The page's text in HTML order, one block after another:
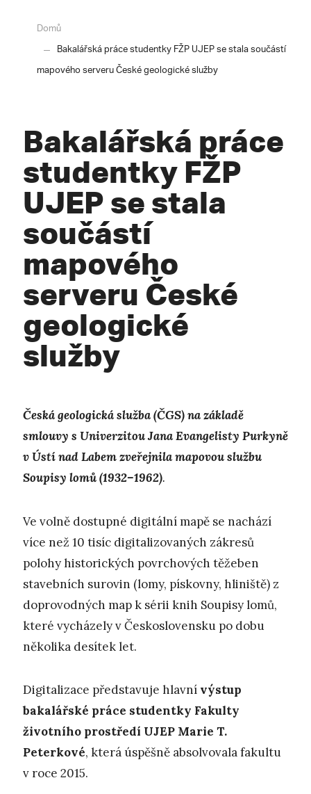
Domů
Bakalářská práce studentky FŽP UJEP se stala součástí
mapového serveru České geologické služby
Bakalářská práce
studentky FŽP
UJEP se stala
součástí
mapového
serveru České
geologické
služby
Česká geologická služba (ČGS) na základě
smlouvy s Univerzitou Jana Evangelisty Purkyně
v Ústí nad Labem zveřejnila mapovou službu
Soupisy lomů (1932–1962).
Ve volně dostupné digitální mapě se nachází
více než 10 tisíc digitalizovaných zákresů
polohy historických povrchových těžeben
stavebních surovin (lomy, pískovny, hliniště) z
doprovodných map k sérii knih Soupisy lomů,
které vycházely v Československu po dobu
několika desítek let.
Digitalizace představuje hlavní výstup
bakalářské práce studentky Fakulty
životního prostředí UJEP Marie T.
Peterkové, která úspěšně absolvovala fakultu
v roce 2015.